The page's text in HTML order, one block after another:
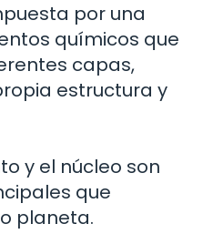
por una
químicos que
capas,
estructura y
y el núcleo son
que
planeta.